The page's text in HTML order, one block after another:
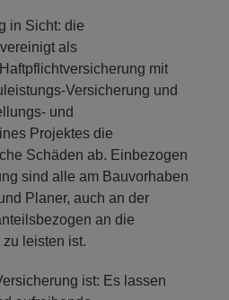
in Sicht: die
als
mit
Versicherung und
und
Projektes die
Schäden ab. Einbezogen
sind alle am Bauvorhaben
Planer, auch an der
an die
leisten ist.
ist: Es lassen